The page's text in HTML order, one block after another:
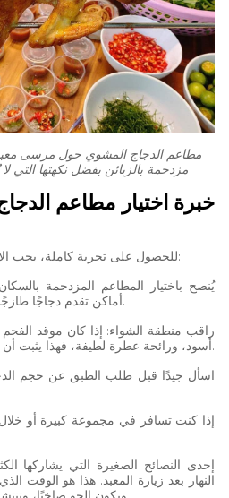
مطاعم الدجاج المشوي حول مرسى معبد
مزدحمة بالزبائن بفضل نكهتها التي
للحصول على تجربة كاملة، يجب الانتباه إلى بعض النصائح الصغيرة:
يُنصح باختيار المطاعم المزدحمة بالسكان
أماكن تقدم دجاجًا طازجًا ولذيذًا، ويتم تحضيره باستمرار.
راقب منطقة الشواء: إذا كان موقد الفحم
أسود، ورائحة عطرة لطيفة، فهذا يثبت أن الدجاج مشوي على فحم نظيف.
اسأل جيدًا قبل طلب الطبق عن حجم
إذا كنت تسافر في مجموعة كبيرة أو
إحدى النصائح الصغيرة التي يشاركها
النهار بعد زيارة المعبد. هذا هو الوقت